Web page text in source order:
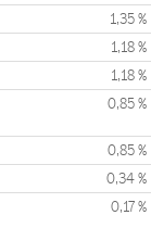
1,35 %
1,18 %
1,18 %
0,85 %
0,85 %
0,34 %
0,17 %